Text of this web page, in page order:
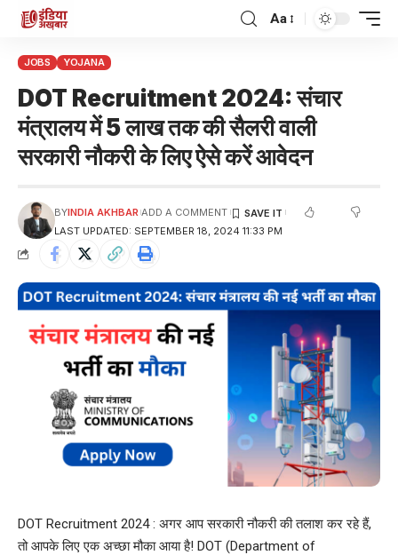
Aa
JOBS YOJANA
DOT Recruitment 2024: संचार
मंत्रालय में 5 लाख तक की सैलरी वाली
सरकारी नौकरी के लिए ऐसे करें आवेदन
LAST UPDATED: SEPTEMBER 18, 2024 11:33 PM
BYINDIA AKHBAR ADD A COMMENT
DOT Recruitment 2024 : अगर आप सरकारी नौकरी की तलाश कर रहे हैं,
तो आपके लिए एक अच्छा मौका आया है! DOT (Department of